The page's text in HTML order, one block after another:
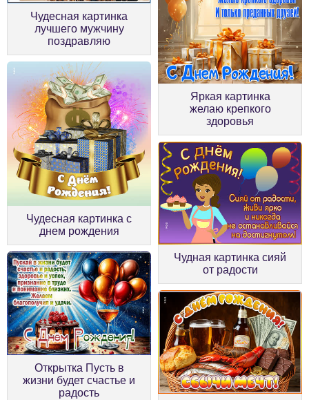
Чудесная картинка
лучшего мужчину
поздравляю
Чудесная картинка с
днем рождения
Яркая картинка
желаю крепкого
здоровья
Открытка Пусть в
жизни будет счастье и
радость
Чудная картинка сияй
от радости